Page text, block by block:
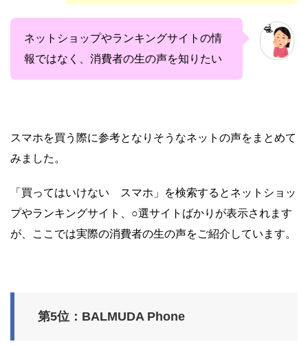
ネットショップやランキングサイトの情
報ではなく、消費者の生の声を知りたい
スマホを買う際に参考となりそうなネットの声をまとめて
みました。
「買ってはいけない スマホ」を検索するとネットショッ
プやランキングサイト、○選サイトばかりが表示されます
が、ここでは実際の消費者の生の声をご紹介しています。
第5位：BALMUDA Phone